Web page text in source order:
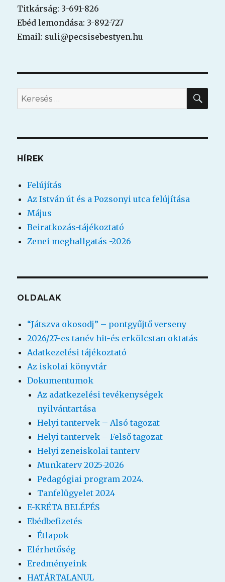
Titkárság: 3-691-826
Ebéd lemondása: 3-892-727
Email: suli@pecsisebestyen.hu
Keresés
a
kifejezésre:
HÍREK
Felújítás
Az István út és a Pozsonyi utca felújítása
Május
Beiratkozás-tájékoztató
Zenei meghallgatás -2026
OLDALAK
“Játszva okosodj” – pontgyűjtő verseny
2026/27-es tanév hit-és erkölcstan oktatás
Adatkezelési tájékoztató
Az iskolai könyvtár
Dokumentumok
Az adatkezelési tevékenységek
nyilvántartása
Helyi tantervek – Alsó tagozat
Helyi tantervek – Felső tagozat
Helyi zeneiskolai tanterv
Munkaterv 2025-2026
Pedagógiai program 2024.
Tanfelügyelet 2024
E-KRÉTA BELÉPÉS
Ebédbefizetés
Étlapok
Elérhetőség
Eredményeink
HATÁRTALANUL